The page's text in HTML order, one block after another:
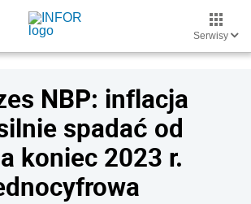
Serwisy
NBP: inflacja
spadać od
koniec 2023 r.